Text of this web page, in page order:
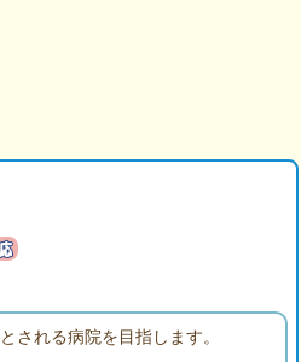
される病院を目指します。